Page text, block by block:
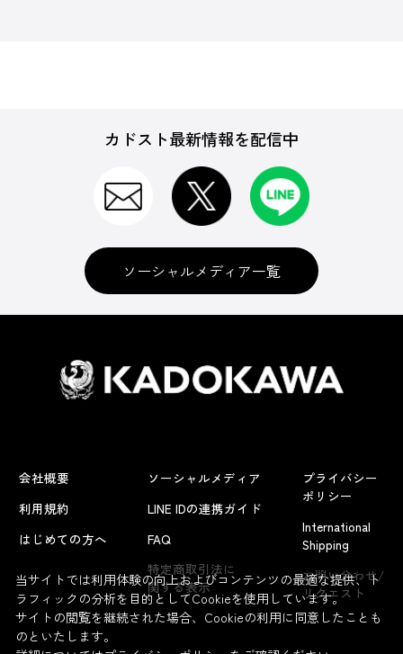
よくあるお問い合わせ
カドスト最新情報を配信中
ソーシャルメディア一覧
会社概要
利用規約
はじめての方へ
ソーシャルメディア
LINE IDの連携ガイド
FAQ
特定商取引法に
関する表示
プライバシー
ポリシー
International
Shipping
お問い合わせ/
リクエスト
当サイトでは利用体験の向上およびコンテンツの最適な提供、ト
ラフィックの分析を目的としてCookieを使用しています。
サイトの閲覧を継続された場合、Cookieの利用に同意したことも
のといたします。